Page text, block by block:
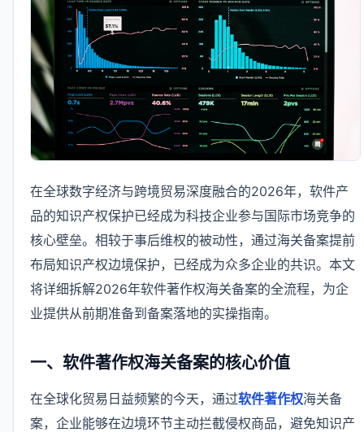
在全球数字经济与跨境贸易深度融合的2026年，软件产
品的知识产权保护已经成为科技企业参与国际市场竞争的
核心壁垒。相较于事后维权的被动性，通过海关备案提前
布局知识产权边境保护，已经成为众多企业的共识。本文
将详细拆解2026年软件著作权海关备案的全流程，为企
业提供从前期准备到备案落地的实操指南。
一、软件著作权海关备案的核心价值
在全球化贸易日益频繁的今天，通过软件著作权海关备
案，企业能够在边境环节主动拦截侵权商品，避免知识产